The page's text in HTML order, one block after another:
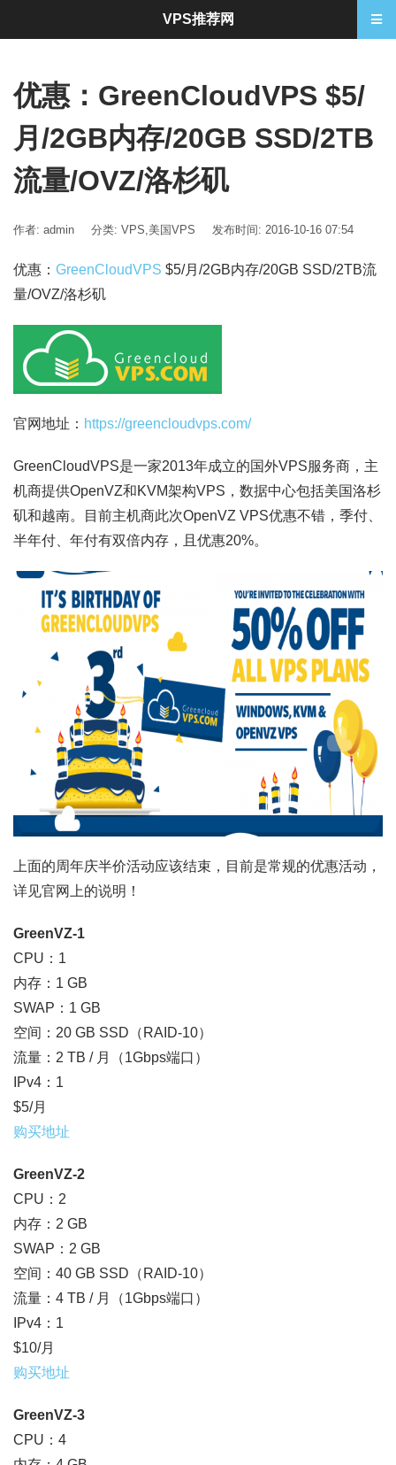
优惠：GreenCloudVPS $5/
月/2GB内存/20GB SSD/2TB
流量/OVZ/洛杉矶
作者: admin 分类: VPS,美国VPS 发布时间: 2016-10-16 07:54
优惠： GreenCloudVPS $5/月/2GB内存/20GB SSD/2TB流
量/OVZ/洛杉矶
官网地址： https://greencloudvps.com/
GreenCloudVPS是一家2013年成立的国外VPS服务商，主
机商提供OpenVZ和KVM架构VPS，数据中心包括美国洛杉
矶和越南。目前主机商此次OpenVZ VPS优惠不错，季付、
半年付、年付有双倍内存，且优惠20%。
上面的周年庆半价活动应该结束，目前是常规的优惠活动，
详见官网上的说明！
GreenVZ-1
CPU：1
内存：1 GB
SWAP：1 GB
空间：20 GB SSD（RAID-10）
流量：2 TB / 月（1Gbps端口）
IPv4：1
$5/月
购买地址
GreenVZ-2
CPU：2
内存：2 GB
SWAP：2 GB
空间：40 GB SSD（RAID-10）
流量：4 TB / 月（1Gbps端口）
IPv4：1
$10/月
购买地址
GreenVZ-3
CPU：4
VPS推荐网